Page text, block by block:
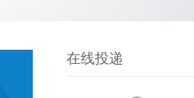
在线投递